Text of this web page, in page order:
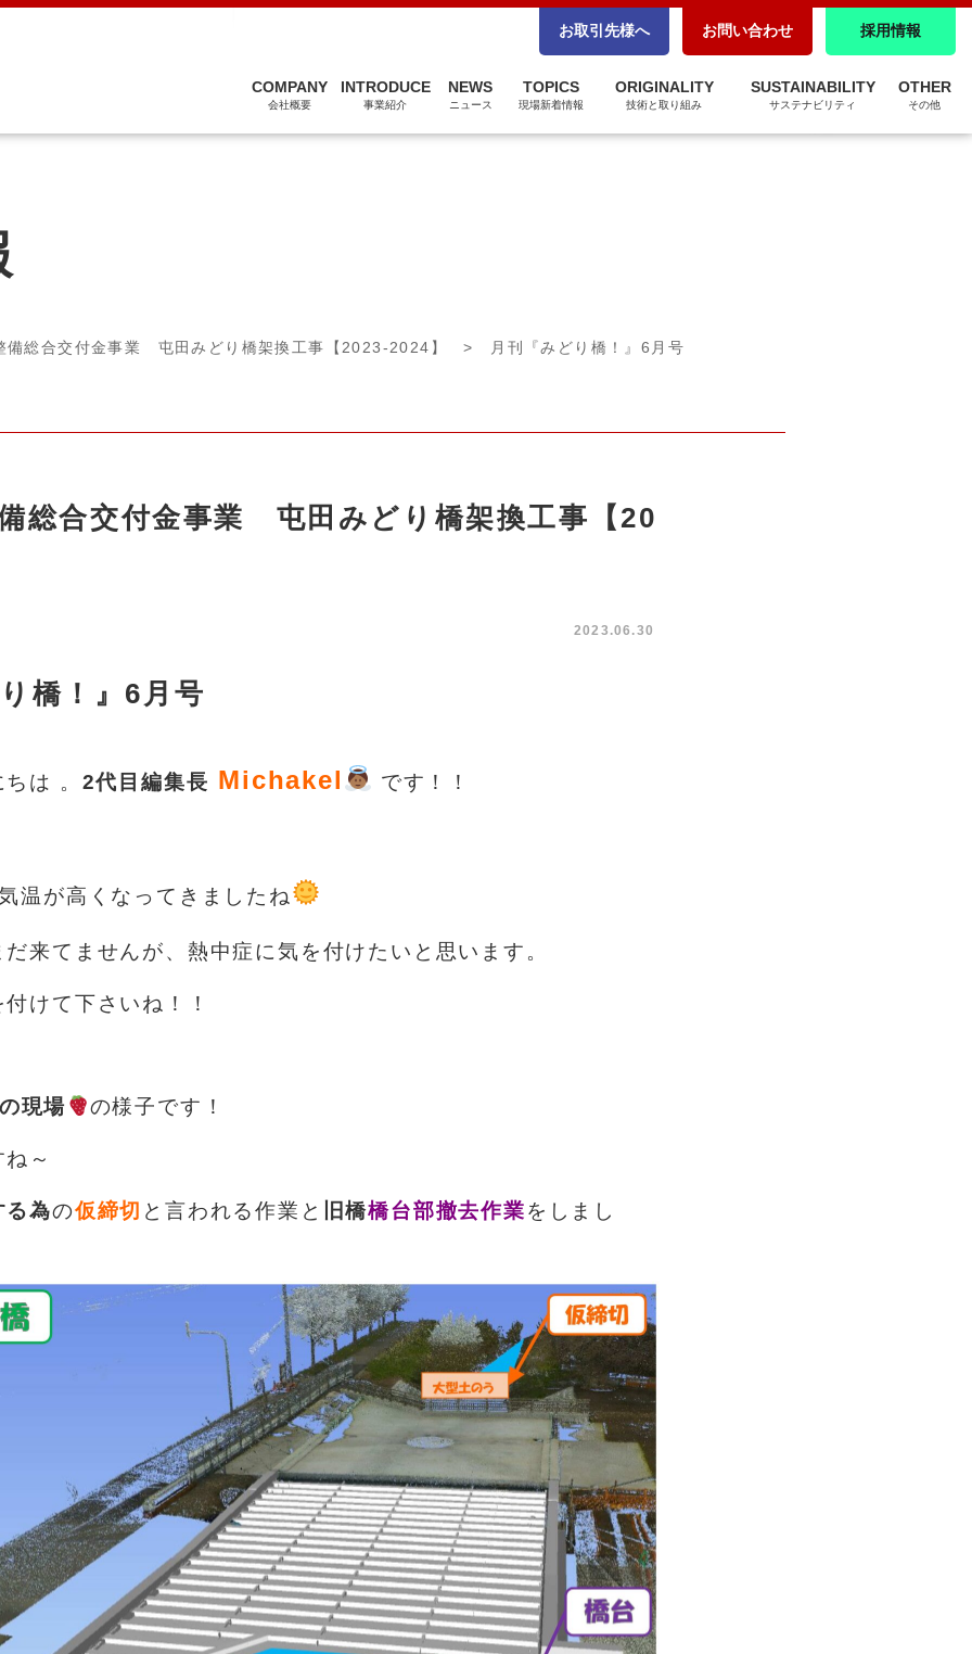
COMPANY
会社概要
INTRODUCE
事業紹介
NEWS
ニュース
TOPICS
現場新着情報
ORIGINALITY
技術と取り組み
SUSTAINABILITY
サステナビリティ
OTHER
その他
パートナーシップ構築宣言
ZEBへの取り組み
お取引先様へ お問い合わせ 採用情報
備総合交付金事業 屯田みどり橋架換工事【2023-2024】 > 月刊『みどり橋！』6月号
総合交付金事業 屯田みどり橋架換工事【20
2023.06.30
橋！』6月号
は 。 2代目編集長 Michakel です！！
温が高くなってきましたね
来てませんが、熱中症に気を付けたいと思います。
けて下さいね！！
現場 の様子です！
～
る為の仮締切 と言われる作業と 旧橋橋台部撤去作業を しまし